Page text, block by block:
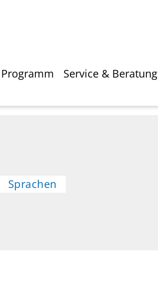
Programm Service & Beratung
Sprachen